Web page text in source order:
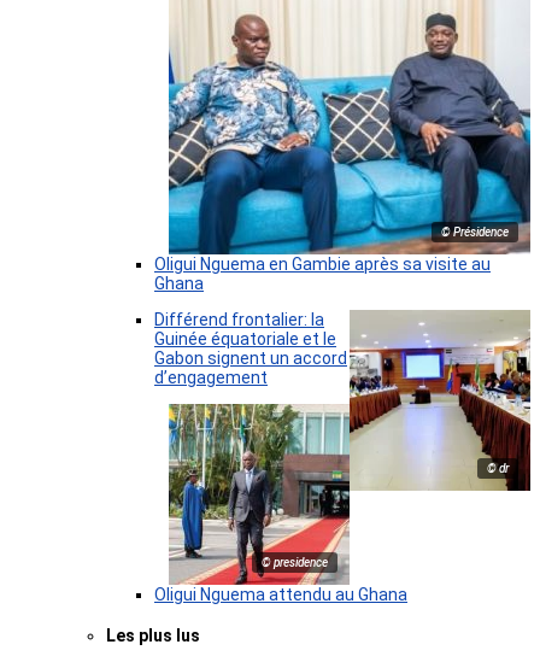
© Présidence
Oligui Nguema en Gambie après sa visite au
Ghana
© dr
Différend frontalier: la
Guinée équatoriale et le
Gabon signent un accord
d’engagement
© presidence
Oligui Nguema attendu au Ghana
Les plus lus